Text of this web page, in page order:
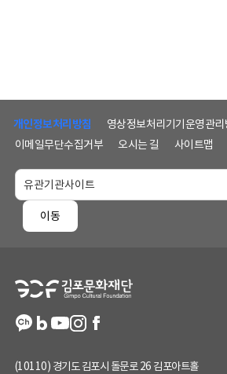
개인정보처리방침 영상정보처리기기운영관리
이메일무단수집거부
오시는 길 사이트맵
이동
(10110) 경기도 김포시 돌문로 26 김포아트홀